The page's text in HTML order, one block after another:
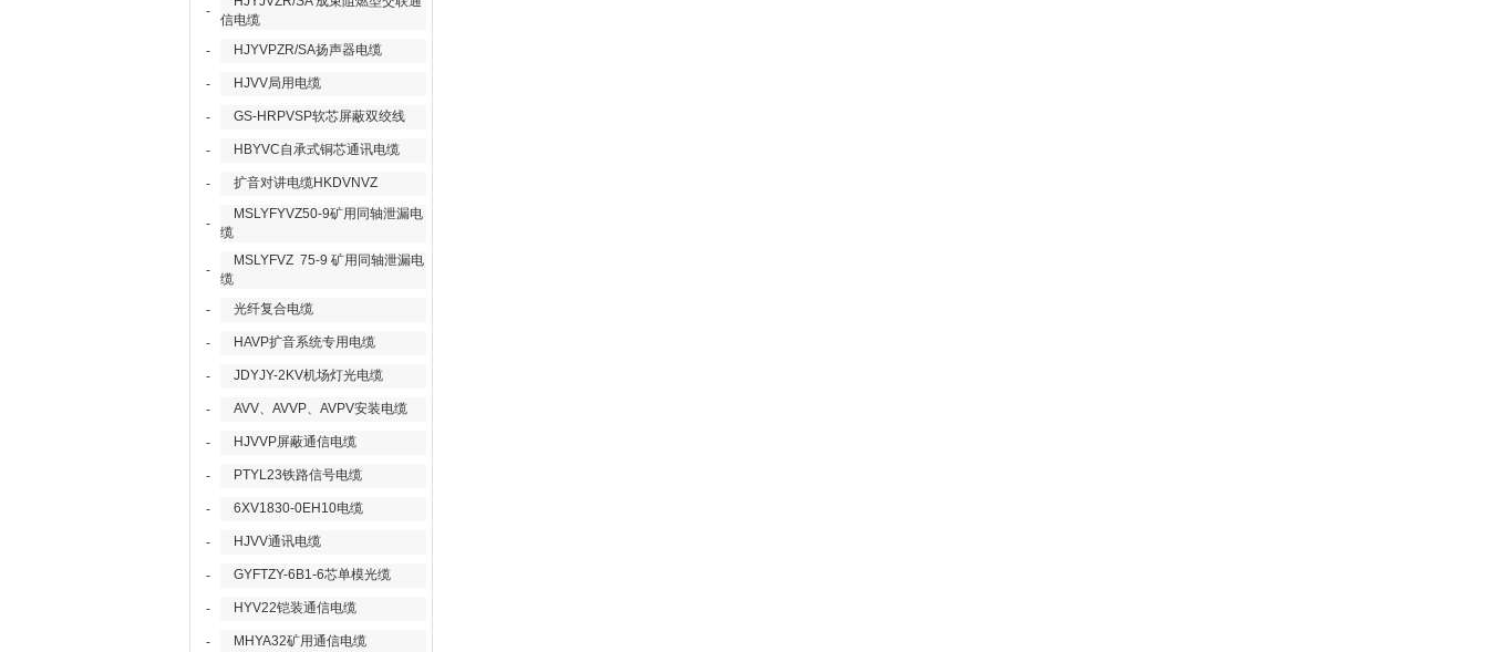
-
信电缆
-
HJYVPZR/SA扬声器电缆
- HJVV局用电缆
- GS-HRPVSP软芯屏蔽双绞线
- HBYVC自承式铜芯通讯电缆
- 扩音对讲电缆HKDVNVZ
-
MSLYFYVZ50-9矿用同轴泄漏电
缆
-
MSLYFVZ 75-9 矿用同轴泄漏电
缆
-
光纤复合电缆
- HAVP扩音系统专用电缆
- JDYJY-2KV机场灯光电缆
- AVV、AVVP、AVPV安装电缆
- HJVVP屏蔽通信电缆
- PTYL23铁路信号电缆
- 6XV1830-0EH10电缆
- HJVV通讯电缆
- GYFTZY-6B1-6芯单模光缆
- HYV22铠装通信电缆
- MHYA32矿用通信电缆